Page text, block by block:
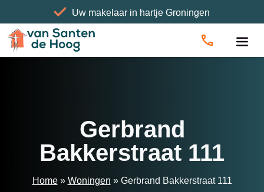
Uw makelaar in hartje Groningen
Woningen »Gerbrand Bakkerstraat 111
Gerbrand
Bakkerstraat 111
Home» Woningen » Gerbrand Bakkerstraat 111